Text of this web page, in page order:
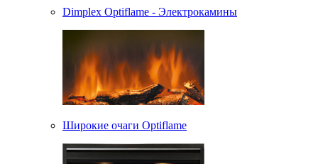
Dimplex Optiflame - Электрокамины
Широкие очаги Optiflame